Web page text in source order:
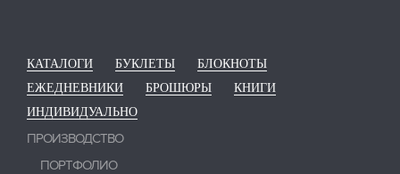
КАТАЛОГИ БУКЛЕТЫ
БЛОКНОТЫ
ЕЖЕДНЕВНИКИ
БРОШЮРЫ
КНИГИ
ИНДИВИДУАЛЬНО
ПРОИЗВОДСТВО
ПОРТФОЛИО